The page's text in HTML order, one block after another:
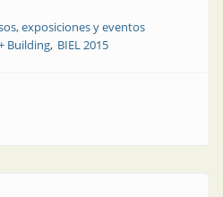
exposiciones y eventos
Building BIEL 2015
y exposiciones | BIEL: el evento más